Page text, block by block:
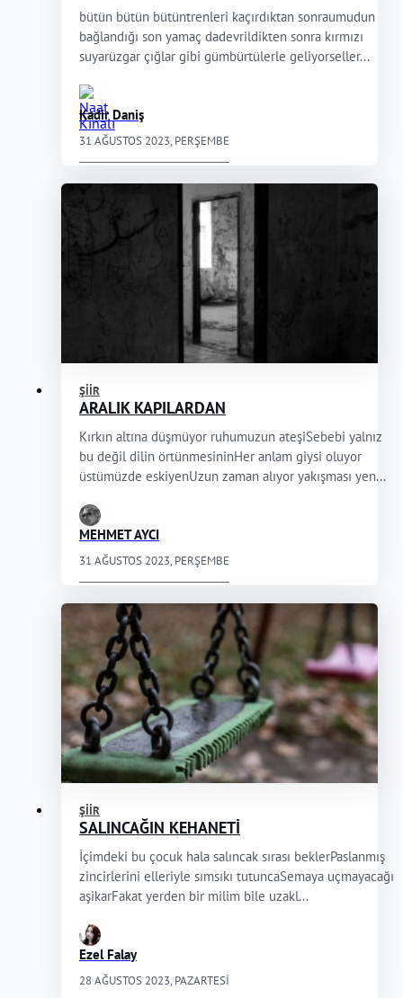
bütün bütün bütüntrenleri kaçırdıktan sonraumudun
bağlandığı son yamaç dadevrildikten sonra kırmızı
suyarüzgar çığlar gibi gümbürtülerle geliyorseller...
Kadir Daniş
31 AĞUSTOS 2023, PERŞEMBE
ŞIIR
ARALIK KAPILARDAN
Kırkın altına düşmüyor ruhumuzun ateşiSebebi yalnız
bu değil dilin örtünmesininHer anlam giysi oluyor
üstümüzde eskiyenUzun zaman alıyor yakışması yen...
MEHMET AYCI
31 AĞUSTOS 2023, PERŞEMBE
ŞIIR
SALINCAĞIN KEHANETİ
İçimdeki bu çocuk hala salıncak sırası beklerPaslanmış
zincirlerini elleriyle sımsıkı tutuncaSemaya uçmayacağı
aşikarFakat yerden bir milim bile uzakl...
Ezel Falay
28 AĞUSTOS 2023, PAZARTESI